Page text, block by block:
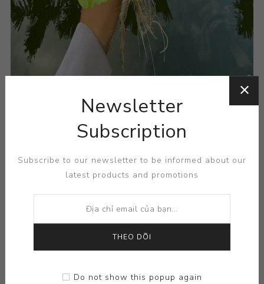
Newsletter
Subscription
Subscribe to our newsletter to be informed about our
latest products and promotions
THEO DÕI
Do not show this popup again